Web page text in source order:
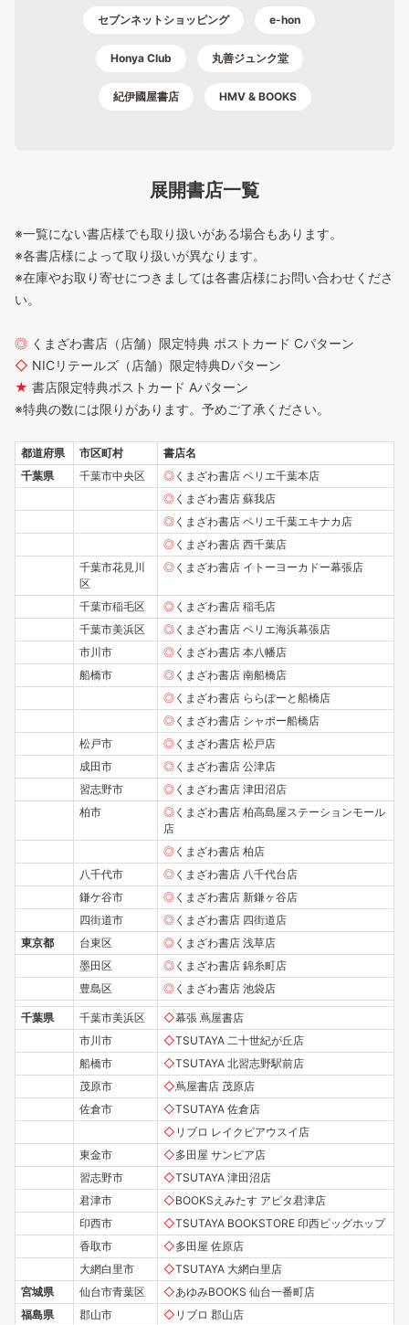
セブンネットショッピング e-hon
Honya Club 丸善ジュンク堂
紀伊國屋書店 HMV & BOOKS
展開書店一覧
※一覧にない書店様でも取り扱いがある場合もあります。
※各書店様によって取り扱いが異なります。
※在庫やお取り寄せにつきましては各書店様にお問い合わせくださ
い。
◎ くまざわ書店（店舗）限定特典 ポストカード Cパターン
◇ NICリテールズ（店舗）限定特典Dパターン
★ 書店限定特典ポストカード Aパターン
※特典の数には限りがあります。予めご了承ください。
都道府県 市区町村
書店名
千葉県
千葉市中央区 ◎ くまざわ書店 ペリエ千葉本店
◎ くまざわ書店 蘇我店
◎ くまざわ書店 ペリエ千葉エキナカ店
◎ くまざわ書店 西千葉店
千葉市花見川
区
◎ くまざわ書店 イトーヨーカドー幕張店
千葉市稲毛区 ◎ くまざわ書店 稲毛店
千葉市美浜区
◎ くまざわ書店 ペリエ海浜幕張店
市川市
◎ くまざわ書店 本八幡店
船橋市
◎ くまざわ書店 南船橋店
◎ くまざわ書店 ららぽーと船橋店
◎ くまざわ書店 シャポー船橋店
松戸市
◎ くまざわ書店 松戸店
成田市
◎ くまざわ書店 公津店
習志野市
◎ くまざわ書店 津田沼店
柏市
◎ くまざわ書店 柏高島屋ステーションモール
店
◎ くまざわ書店 柏店
八千代市
◎ くまざわ書店 八千代台店
鎌ケ谷市
◎ くまざわ書店 新鎌ヶ谷店
四街道市
◎ くまざわ書店 四街道店
東京都
台東区 ◎ くまざわ書店 浅草店
墨田区
◎ くまざわ書店 錦糸町店
豊島区
◎ くまざわ書店 池袋店
千葉県 千葉市美浜区 ◇幕張 蔦屋書店
市川市
◇TSUTAYA 二十世紀が丘店
船橋市
◇TSUTAYA 北習志野駅前店
茂原市
◇蔦屋書店 茂原店
佐倉市
◇TSUTAYA 佐倉店
◇ リブロ レイクピアウスイ店
東金市
◇多田屋 サンピア店
習志野市
◇TSUTAYA 津田沼店
君津市
◇BOOKSえみたす アピタ君津店
印西市
◇TSUTAYA BOOKSTORE 印西ビッグホップ
香取市
◇多田屋 佐原店
大網白里市
◇TSUTAYA 大網白里店
宮城県
仙台市青葉区 ◇あゆみBOOKS 仙台一番町店
福島県
郡山市 ◇ リブロ 郡山店